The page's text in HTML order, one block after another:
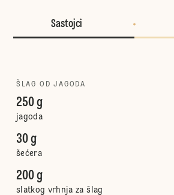
Sastojci
ŠLAG OD JAGODA
250 g
jagoda
30 g
šećera
200 g
slatkog vrhnja za šlag